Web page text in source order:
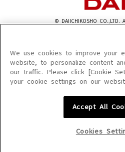
© DAIICHIKOSHO CO.,LTD.
このサイトに掲載されている一切の文章・画像
を問わず、著作権法の定める範囲を超えて無断
を禁じます。
楽曲及びコンテンツは、機種によりご利用いた
楽曲及びコンテンツの配信日、配信内容が変更
We use cookies to improve your
website, to personalize content
our traffic. Please click [Cookie
your cookie settings on our
Accept All
Cookies